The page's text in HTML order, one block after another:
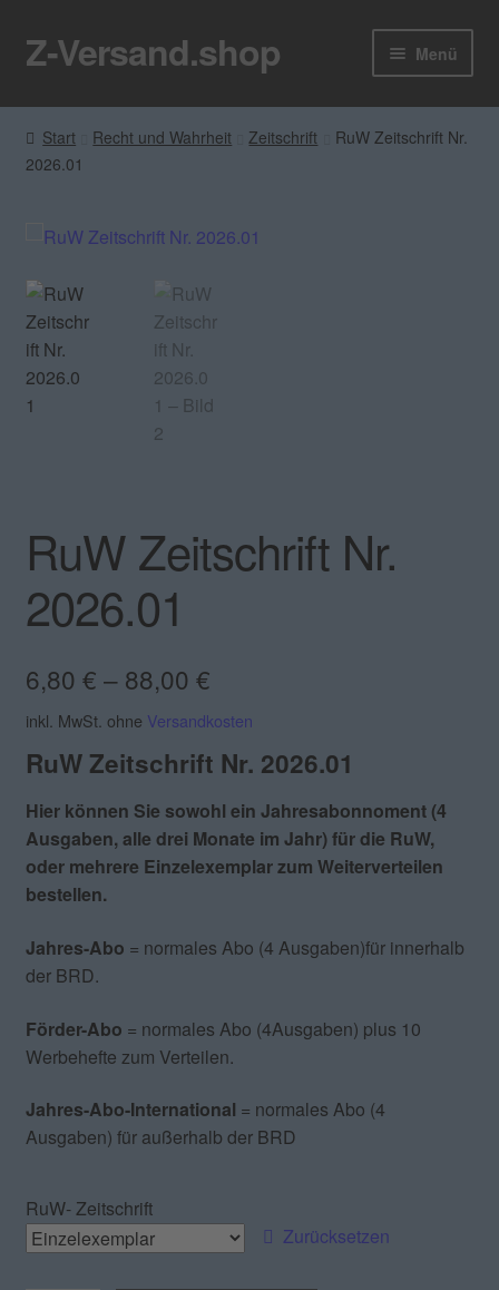
Zur
Navigation
Zum
Inhalt
Z-Versand.shop Menü
Z-Versand
Zum Shop
Blog
Kontakt
Mein Konto
Rundbrief
Start Recht und Wahrheit Zeitschrift
RuW Zeitschrift Nr.
2026.01
RuW Zeitschrift Nr.
2026.01
6,80 € – 88,00 €
inkl. MwSt. ohne Versandkosten
RuW Zeitschrift Nr. 2026.01
Hier können Sie sowohl ein Jahresabonnoment (4
Ausgaben, alle drei Monate im Jahr) für die RuW,
oder mehrere Einzelexemplar zum Weiterverteilen
bestellen.
Jahres-Abo = normales Abo (4 Ausgaben)für innerhalb
der BRD.
Förder-Abo = normales Abo (4Ausgaben) plus 10
Werbehefte zum Verteilen.
Jahres-Abo-International = normales Abo (4
Ausgaben) für außerhalb der BRD
RuW- Zeitschrift
Zurücksetzen